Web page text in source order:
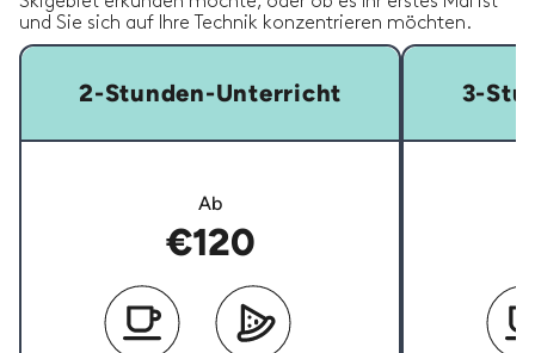
und Sie sich auf Ihre Technik konzentrieren möchten.
2-Stunden-Unterricht
Ab
€120
3-